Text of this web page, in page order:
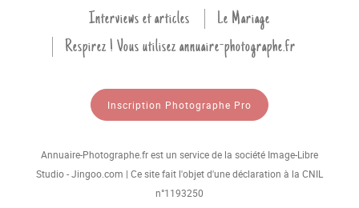
Interviews et articles
Le Mariage
Respirez ! Vous utilisez annuaire-photographe.fr
Inscription Photographe Pro
Annuaire-Photographe.fr est un service de la société Image-Libre
Studio - Jingoo.com | Ce site fait l'objet d'une déclaration à la CNIL
n°1193250